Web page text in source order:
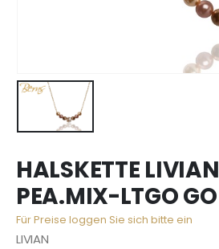
HALSKETTE LIVIAN
PEA.MIX-LTGO GO
Für Preise loggen Sie sich bitte ein
LIVIAN